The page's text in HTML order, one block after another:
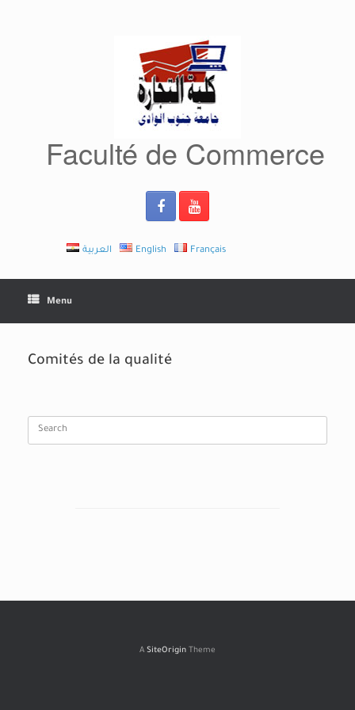
Faculté de Commerce
العربية English Français
Menu
Comités de la qualité
Search
A SiteOrigin Theme